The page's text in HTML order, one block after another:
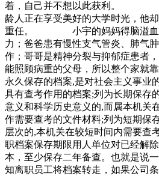
着，自己并不想以此获利。 苏
龄人正在享受美好的大学时光，他
重任。 小宇的妈妈得脑溢血后
力；爸爸患有慢性支气管炎、肺气
作；哥哥是精神分裂与抑郁症患者
能照顾病重的父母，所以整个家
永久保存的档案,是对社会主义事业
具有查考作用的档案;列为长期保存
意义和科学历史意义的,而属本机关
作需要查考的文件材料;列为短期保
层次的,本机关在较短时间内需要查
职档案保存期限用人单位对已经解
本，至少保存二年备查。也就是说
知离职员工将档案转走，如果公司